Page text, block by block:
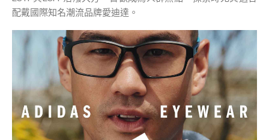
配戴國際知名潮流品牌愛迪達。